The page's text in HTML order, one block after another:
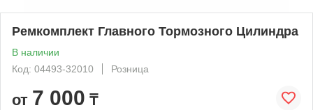
Ремкомплект Главного Тормозного Цилиндра
В наличии
Код: 04493-32010
Розница
от 7 000 ₸